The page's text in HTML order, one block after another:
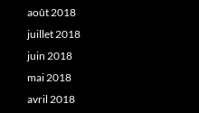
août 2018
juillet 2018
juin 2018
mai 2018
avril 2018